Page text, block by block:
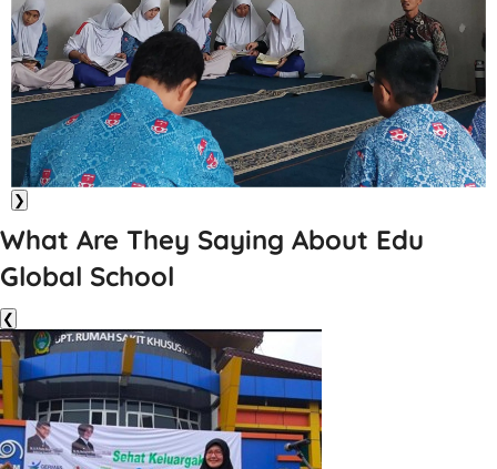
❯
What Are They Saying About Edu
Global School
❮